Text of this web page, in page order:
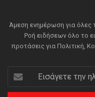
Άμεση ενημέρωση για όλες
Ροή ειδήσεων όλο το
προτάσεις για Πολιτική,
Εισάγετε
την
ηλεκτρονική